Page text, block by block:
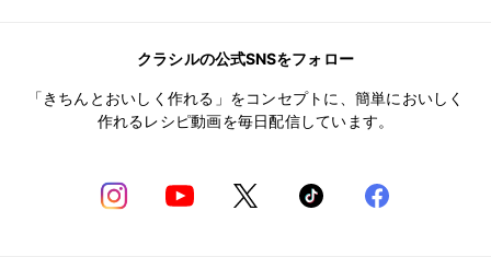
クラシルの公式SNSをフォロー
「きちんとおいしく作れる」をコンセプトに、簡単においしく
作れるレシピ動画を毎日配信しています。